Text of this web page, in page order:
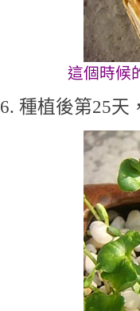
這個時候
6. 種植後第25天